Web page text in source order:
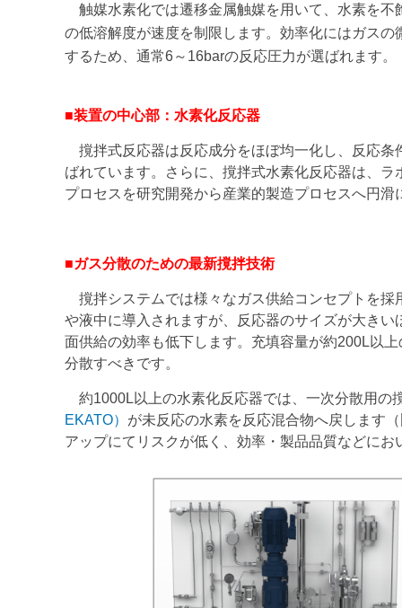
触媒水素化では遷移金属触媒を用いて、水素を不
の低溶解度が速度を制限します。効率化にはガス
するため、通常6～16barの反応圧力が選ばれます。
■装置の中心部：水素化反応器
撹拌式反応器は反応成分をほぼ均一化し、反応条
ばれています。さらに、撹拌式水素化反応器は、
プロセスを研究開発から産業的製造プロセスへ円
■ガス分散のための最新撹拌技術
撹拌システムでは様々なガス供給コンセプトを採
や液中に導入されますが、反応器のサイズが大き
面供給の効率も低下します。充填容量が約200L以
分散すべきです。
約1000L以上の水素化反応器では、一次分散用の
EKATO） が未反応の水素を反応混合物へ戻します（
アップにてリスクが低く、効率・製品品質などにお